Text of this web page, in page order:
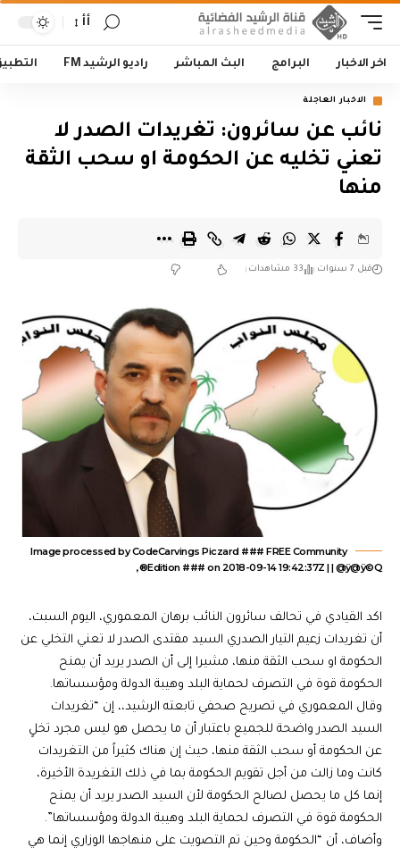
أأ
اخر الاخبار البرامج البث المباشر راديو الرشيد FM
الاخبار العاجلة
نائب عن سائرون: تغريدات الصدر لا
تعني تخليه عن الحكومة او سحب الثقة
منها
قبل 7 سنوات 33 مشاهدات
Image processed by CodeCarvings Piczard ### FREE Community
Edition ### on 2018-09-14 19:42:37Z | | @ÿ@ÿ©Q®,
اكد القيادي في تحالف سائرون النائب برهان المعموري، اليوم السبت،
أن تغريدات زعيم التيار الصدري السيد مقتدى الصدر لا تعني التخلي عن
الحكومة او سحب الثقة منها، مشيرا إلى أن الصدر يريد أن يمنح
الحكومة قوة في التصرف لحماية البلد وهيبة الدولة ومؤسساتها.
وقال المعموري في تصريح صحفي تابعته الرشيد،، إن “تغريدات
السيد الصدر واضحة للجميع باعتبار أن ما يحصل هو ليس مجرد تخلٍ
عن الحكومة أو سحب الثقة منها، حيث إن هناك كثيراً من التغريدات
كانت وما زالت من أجل تقويم الحكومة بما في ذلك التغريدة الأخيرة،
إنما كل ما يحصل لصالح الحكومة لأن السيد الصدر يريد أن يمنح
الحكومة قوة في التصرف لحماية البلد وهيبة الدولة ومؤسساتها”.
وأضاف، أن “الحكومة وحين تم التصويت على منهاجها الوزاري إنما هي